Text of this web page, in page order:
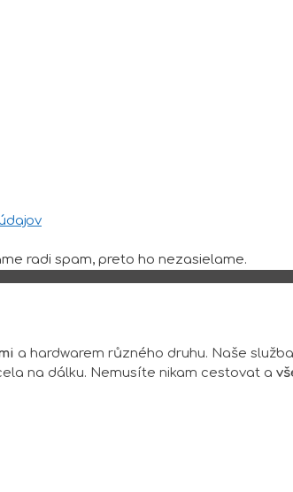
radi spam, preto ho nezasielame.
a hardwarem různého druhu. Naše
na dálku. Nemusíte nikam cestovat a